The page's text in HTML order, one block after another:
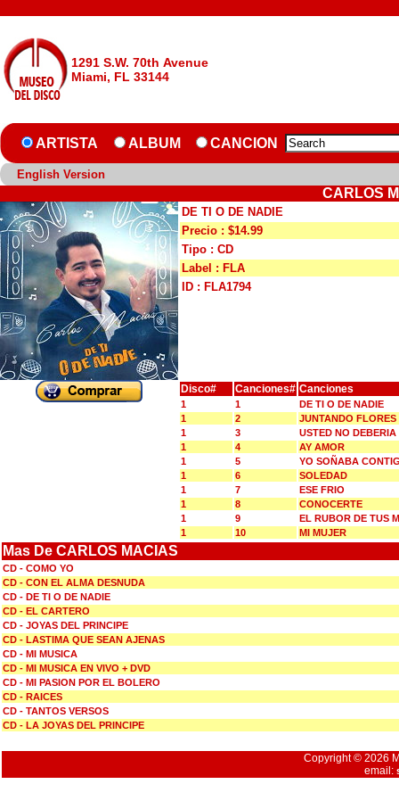
1291 S.W. 70th Avenue
Miami, FL 33144
ARTISTA ALBUM CANCION
English Version
CARLOS
DE TI O DE NADIE
Precio : $14.99
Tipo : CD
Label : FLA
ID : FLA1794
Disco# Canciones# Canciones
1 1
DE TI O DE NADIE
1
2
JUNTANDO FLORES
1
3
USTED NO DEBERIA
1
4
AY AMOR
1
5
YO SOÑABA
1
6
SOLEDAD
1
7
ESE FRIO
1
8
CONOCERTE
1
9
EL RUBOR DE TUS
1
10 MI MUJER
Mas De CARLOS MACIAS
CD - COMO YO
CD - CON EL ALMA DESNUDA
CD - DE TI O DE NADIE
CD - EL CARTERO
CD - JOYAS DEL PRINCIPE
CD - LASTIMA QUE SEAN AJENAS
CD - MI MUSICA
CD - MI MUSICA EN VIVO + DVD
CD - MI PASION POR EL BOLERO
CD - RAICES
CD - TANTOS VERSOS
CD - LA JOYAS DEL PRINCIPE
Copyright © 2026
email: